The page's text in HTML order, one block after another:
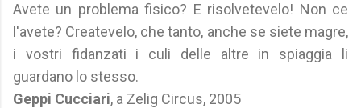
Avete un problema fisico? E risolvetevelo! Non ce
l'avete? Createvelo, che tanto, anche se siete magre,
i vostri fidanzati i culi delle altre in spiaggia li
guardano lo stesso.
Geppi Cucciari, a Zelig Circus, 2005